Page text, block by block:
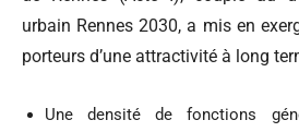
urbain Rennes 2030, a mis en
porteurs d’une attractivité à long
Une densité de fonctions